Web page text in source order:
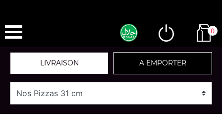
0
LIVRAISON A EMPORTER